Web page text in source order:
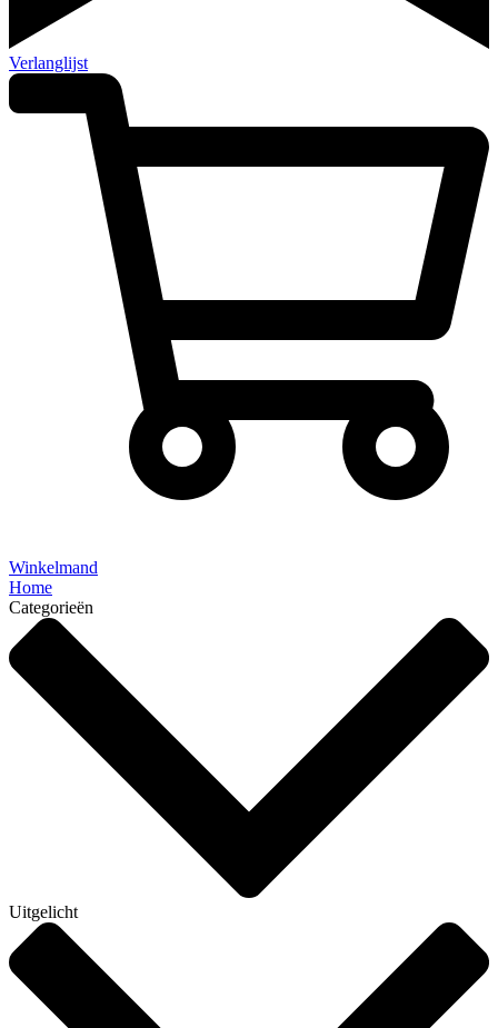
Verlanglijst
Winkelmand
Home
Categorieën
Uitgelicht